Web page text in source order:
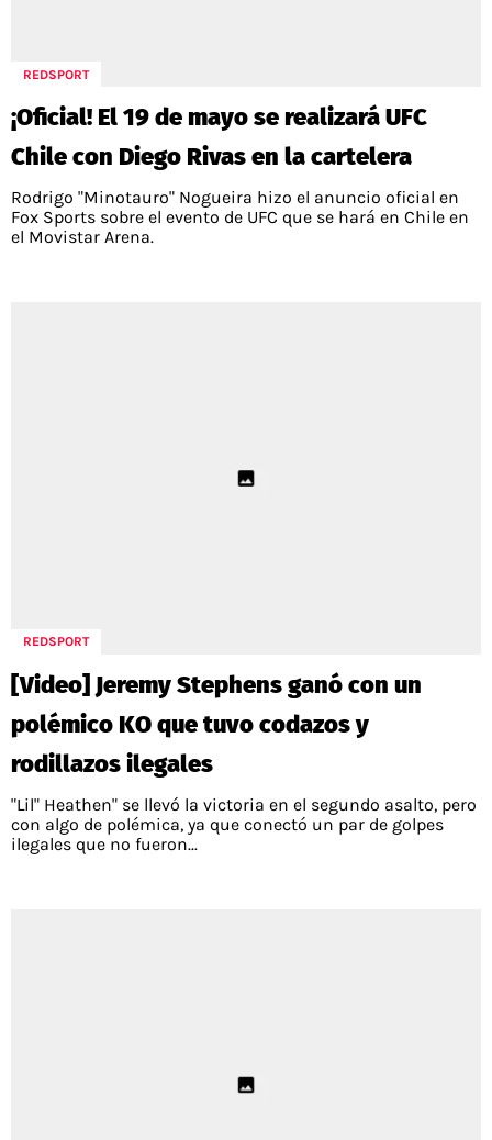
REDSPORT
¡Oficial! El 19 de mayo se realizará UFC
Chile con Diego Rivas en la cartelera
Rodrigo "Minotauro" Nogueira hizo el anuncio oficial en
Fox Sports sobre el evento de UFC que se hará en Chile en
el Movistar Arena.
REDSPORT
[Video] Jeremy Stephens ganó con un
polémico KO que tuvo codazos y
rodillazos ilegales
"Lil" Heathen" se llevó la victoria en el segundo asalto, pero
con algo de polémica, ya que conectó un par de golpes
ilegales que no fueron...